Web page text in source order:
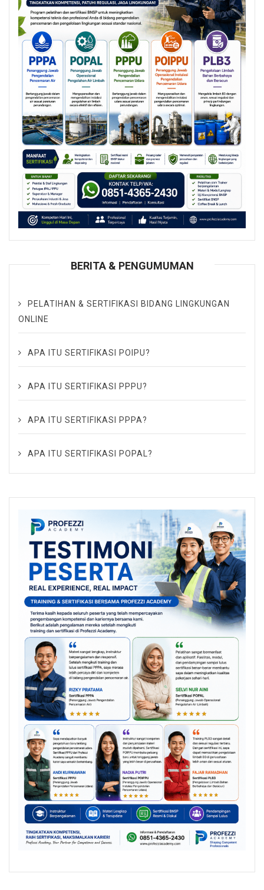
BERITA & PENGUMUMAN
PELATIHAN & SERTIFIKASI BIDANG LINGKUNGAN
ONLINE
APA ITU SERTIFIKASI POIPU?
APA ITU SERTIFIKASI PPPU?
APA ITU SERTIFIKASI PPPA?
APA ITU SERTIFIKASI POPAL?